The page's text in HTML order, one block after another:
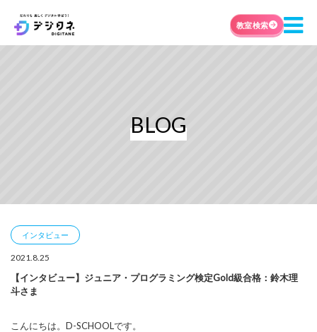
教室検索
BLOG
インタビュー
2021.8.25
【インタビュー】ジュニア・プログラミング検定Gold級合格：鈴木理
斗さま
こんにちは。D-SCHOOLです。